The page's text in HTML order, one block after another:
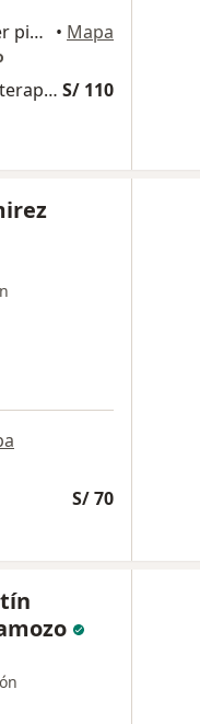
Milanos 123, consultorio 303, tercer piso, San Isidro • Mapa
Visita Medicina Complementaria y terapias alternativas S/ 110
S/ 70